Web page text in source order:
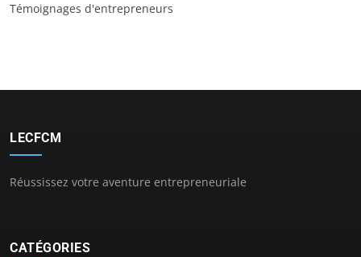
Témoignages d'entrepreneurs
LECFCM
Réussissez votre aventure entrepreneuriale
CATÉGORIES